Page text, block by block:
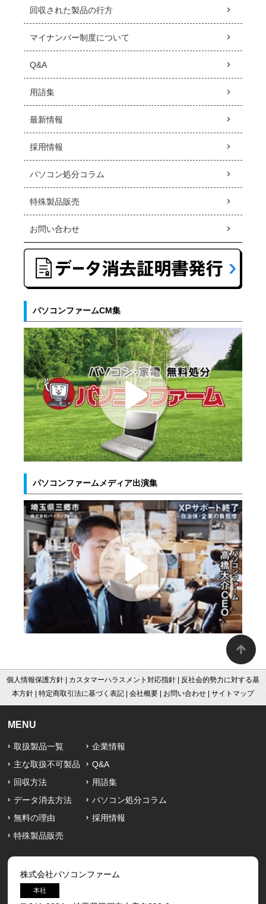
回収された製品の行方
マイナンバー制度について
Q&A
用語集
最新情報
採用情報
パソコン処分コラム
特殊製品販売
お問い合わせ
パソコンファームCM集
パソコンファームメディア出演集
個人情報保護方針 カスタマーハラスメント対応指針
反社会的勢力に対する基
本方針
特定商取引法に基づく表記 会社概要 お問い合わせ サイトマップ
MENU
取扱製品一覧
主な取扱不可製品
回収方法
データ消去方法
無料の理由
特殊製品販売
企業情報
Q&A
用語集
パソコン処分コラム
採用情報
株式会社パソコンファーム
本社